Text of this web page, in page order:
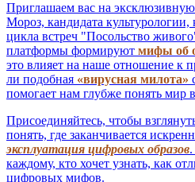
Приглашаем вас на
Мороз, кандидата культурологии,
цикла встреч "Посольство
платформы формируют мифы об
это влияет на наше отношение к
ли подобная «вирусная милота»
помогает нам глубже понять мир
Присоединяйтесь, чтобы
понять, где заканчивается
эксплуатация цифровых образов
каждому, кто хочет узнать, как
цифровых мифов.